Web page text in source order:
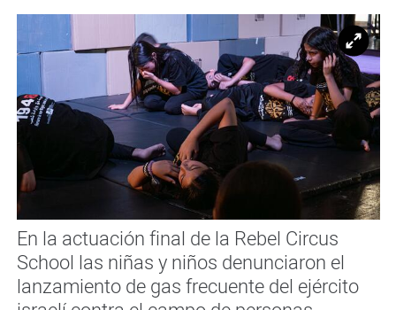
En la actuación final de la Rebel Circus
School las niñas y niños denunciaron el
lanzamiento de gas frecuente del ejército